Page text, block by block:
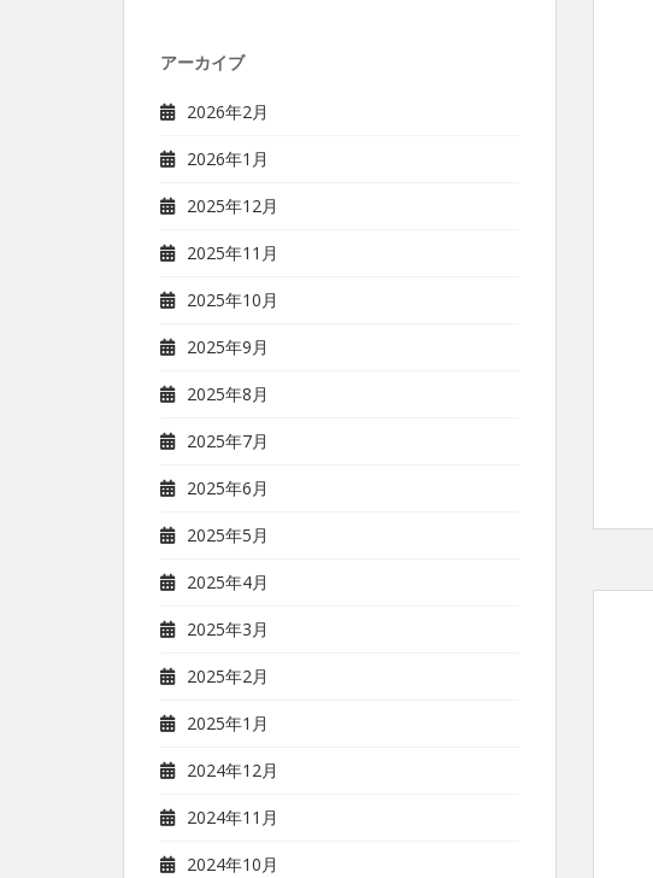
アーカイブ
2026年2月
2026年1月
2025年12月
2025年11月
2025年10月
2025年9月
2025年8月
2025年7月
2025年6月
2025年5月
2025年4月
2025年3月
2025年2月
2025年1月
2024年12月
2024年11月
2024年10月